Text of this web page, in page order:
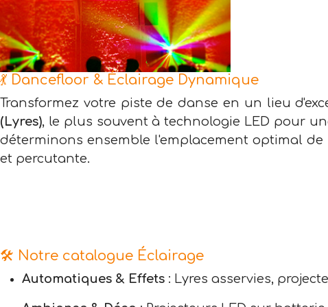
💃 Dancefloor & Éclairage Dynamique
Transformez votre piste de danse en un lieu
(Lyres), le plus souvent à technologie LED pour
déterminons ensemble l'emplacement optimal
et percutante.
🛠️ Notre catalogue Éclairage
Automatiques & Effets : Lyres asservies,